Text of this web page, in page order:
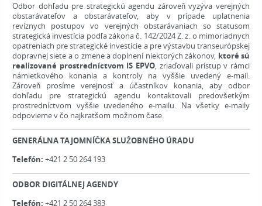
Odbor dohľadu pre strategickú agendu zároveň vyzýva verejných
obstarávateľov a obstarávateľov, aby v prípade uplatnenia
revíznych postupov vo verejných obstarávaniach so statusom
strategická investícia podľa zákona č. 142/2024 Z. z. o mimoriadnych
opatreniach pre strategické investície a pre výstavbu transeurópskej
dopravnej siete a o zmene a doplnení niektorých zákonov, ktoré sú
realizované prostredníctvom IS EPVO, zriaďovali prístup v rámci
námietkového konania a kontroly na vyššie uvedený e-mail.
Zároveň prosíme verejnosť a účastníkov konania, aby odbor
dohľadu pre strategickú agendu kontaktovali predovšetkým
prostredníctvom vyššie uvedeného e-mailu. Na všetky e-maily
odpovieme v čo najkratšom možnom čase.
GENERÁLNA TAJOMNÍČKA SLUŽOBNÉHO ÚRADU
Telefón: +421 2 50 264 193
ODBOR DIGITÁLNEJ AGENDY
Telefón: +421 2 50 264 383